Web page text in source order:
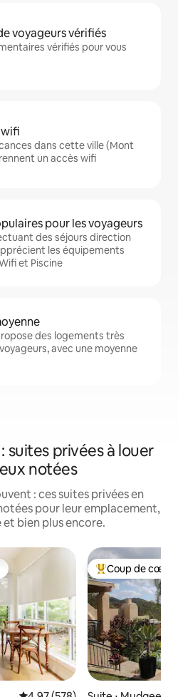
voyageurs vérifiés
vérifiés pour vous
dans cette ville (Mont
un accès wifi
pour les voyageurs
des séjours direction
les équipements
et Piscine
des logements très
avec une moyenne
suites privées à louer
notées
: ces suites privées en
pour leur emplacement,
bien plus encore.
Coups de cœur
Coup de cœur